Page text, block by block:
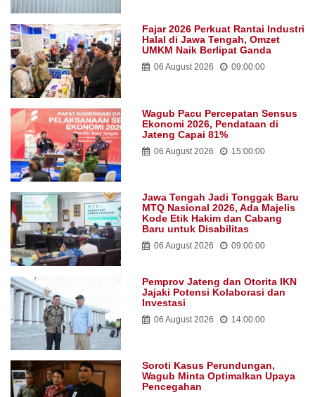
Fajar 2026 Perkuat Rantai Industri
Halal di Jawa Tengah, Omzet
UMKM Naik Berlipat Ganda
06 August 2026 09:00:00
Wagub Pacu Percepatan Sensus
Ekonomi 2026, Pendataan di
Jateng Capai 81%
06 August 2026 15:00:00
Jawa Tengah Jadi Tonggak Baru
MTQ Nasional 2026, Ada Majelis
Kode Etik Hakim dan Cabang
Baru untuk Disabilitas
06 August 2026 09:00:00
Pemprov Jateng dan Otorita IKN
Jajaki Potensi Kolaborasi dan
Investasi
06 August 2026 14:00:00
Soroti Kasus Perundungan,
Wagub Minta Optimalkan Upaya
Pencegahan